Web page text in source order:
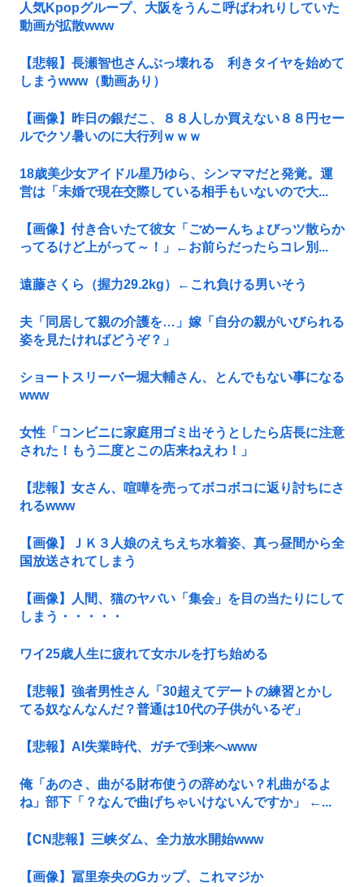
人気Kpopグループ、大阪をうんこ呼ばわれりしていた
動画が拡散www
【悲報】長瀬智也さんぶっ壊れる 利きタイヤを始めて
しまうwww（動画あり）
【画像】昨日の銀だこ、８８人しか買えない８８円セー
ルでクソ暑いのに大行列ｗｗｗ
18歳美少女アイドル星乃ゆら、シンママだと発覚。運
営は「未婚で現在交際している相手もいないので大...
【画像】付き合いたて彼女「ごめーんちょびっツ散らか
ってるけど上がって～！」←お前らだったらコレ別...
遠藤さくら（握力29.2kg）←これ負ける男いそう
夫「同居して親の介護を…」嫁「自分の親がいびられる
姿を見たければどうぞ？」
ショートスリーバー堀大輔さん、とんでもない事になる
www
女性「コンビニに家庭用ゴミ出そうとしたら店長に注意
された！もう二度とこの店来ねえわ！」
【悲報】女さん、喧嘩を売ってボコボコに返り討ちにさ
れるwww
【画像】ＪＫ３人娘のえちえち水着姿、真っ昼間から全
国放送されてしまう
【画像】人間、猫のヤバい「集会」を目の当たりにして
しまう・・・・・
ワイ25歳人生に疲れて女ホルを打ち始める
【悲報】強者男性さん「30超えてデートの練習とかし
てる奴なんなんだ？普通は10代の子供がいるぞ」
【悲報】AI失業時代、ガチで到来へwww
俺「あのさ、曲がる財布使うの辞めない？札曲がるよ
ね」部下「？なんで曲げちゃいけないんですか」 ←...
【CN悲報】三峡ダム、全力放水開始www
【画像】冨里奈央のGカップ、これマジか